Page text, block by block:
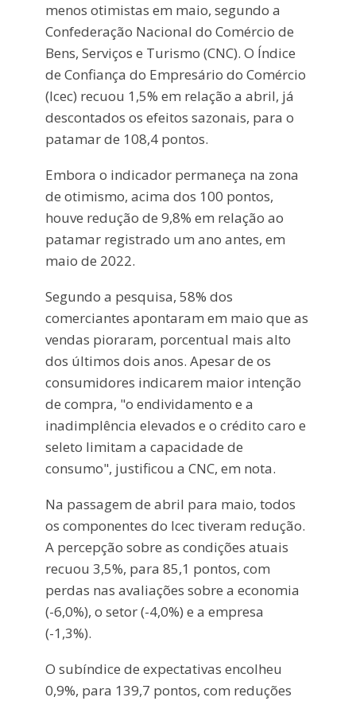
menos otimistas em maio, segundo a
Confederação Nacional do Comércio de
Bens, Serviços e Turismo (CNC). O Índice
de Confiança do Empresário do Comércio
(Icec) recuou 1,5% em relação a abril, já
descontados os efeitos sazonais, para o
patamar de 108,4 pontos.
Embora o indicador permaneça na zona
de otimismo, acima dos 100 pontos,
houve redução de 9,8% em relação ao
patamar registrado um ano antes, em
maio de 2022.
Segundo a pesquisa, 58% dos
comerciantes apontaram em maio que as
vendas pioraram, porcentual mais alto
dos últimos dois anos. Apesar de os
consumidores indicarem maior intenção
de compra, "o endividamento e a
inadimplência elevados e o crédito caro e
seleto limitam a capacidade de
consumo", justificou a CNC, em nota.
Na passagem de abril para maio, todos
os componentes do Icec tiveram redução.
A percepção sobre as condições atuais
recuou 3,5%, para 85,1 pontos, com
perdas nas avaliações sobre a economia
(-6,0%), o setor (-4,0%) e a empresa
(-1,3%).
O subíndice de expectativas encolheu
0,9%, para 139,7 pontos, com reduções